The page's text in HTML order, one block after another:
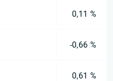
0,11 %
-0,66 %
0,61 %